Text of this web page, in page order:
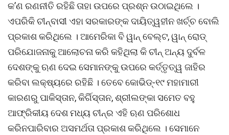
କ’ଣ ରଣନୀତି ରହିଛି ତାହା ଉପରେ ପ୍ରଶ୍ନ ଉଠାଇଥିଲେ ।
ଏପରିକି ଚୀନ୍ବାସୀ ଏହା ସରକାରଙ୍କ ଦାୟିତ୍ୱହୀନ ଖର୍ଚ୍ଚ ବୋଲି
ପ୍ରକାଶ କରିଥିଲେ । ଆମେରିକା ବି ୱାନ୍ ବେଲ୍ଟ, ୱାନ୍ ରୋଡ୍
ପରିଯୋଜନାକୁ ଆଲୋଚନା କରି କହିଥିଲା କି ଚୀନ୍ ଅନ୍ୟ ଦୁର୍ବଳ
ଦେଶଙ୍କୁ ଋଣ ଦେଇ ସେମାନଙ୍କୁ ଉପରେ କର୍ତ୍ତୃତ୍ୱ ଜାହିର
କରିବା ଲକ୍ଷ୍ୟରେ ରହିଛି । ତେବେ କୋଭିଡ୍-୧୯ ମହାମାରୀ
କାରଣରୁ ପାକିସ୍ତାନ, କିର୍ଗିସ୍ତାନ, ଶ୍ରୀଲଙ୍କା ସମେତ ବହୁ
ଆଫ୍ରିକୀୟ ଦେଶ ମଧ୍ୟ ଚୀନ୍ର ଏହି ଋଣ ପରିଶୋଧ
କରିନପାରିବାର ଅସମର୍ଥତା ପ୍ରକାଶ କରିଥିଲେ । ସେମାନେ